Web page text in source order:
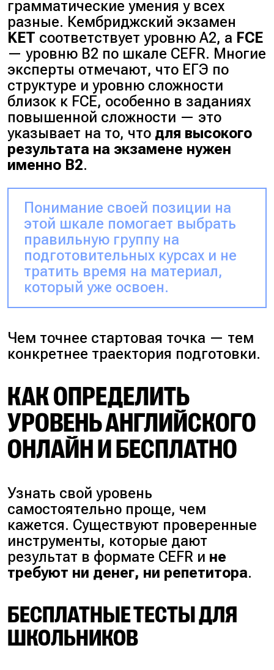
грамматические умения у всех
разные. Кембриджский экзамен
KET соответствует уровню A2, а FCE
— уровню B2 по шкале CEFR. Многие
эксперты отмечают, что ЕГЭ по
структуре и уровню сложности
близок к FCE, особенно в заданиях
повышенной сложности — это
указывает на то, что для высокого
результата на экзамене нужен
именно B2.
Понимание своей позиции на
этой шкале помогает выбрать
правильную группу на
подготовительных курсах и не
тратить время на материал,
который уже освоен.
Чем точнее стартовая точка — тем
конкретнее траектория подготовки.
КАК ОПРЕДЕЛИТЬ
УРОВЕНЬ АНГЛИЙСКОГО
ОНЛАЙН И БЕСПЛАТНО
Узнать свой уровень
самостоятельно проще, чем
кажется. Существуют проверенные
инструменты, которые дают
результат в формате CEFR и не
требуют ни денег, ни репетитора.
БЕСПЛАТНЫЕ ТЕСТЫ ДЛЯ
ШКОЛЬНИКОВ